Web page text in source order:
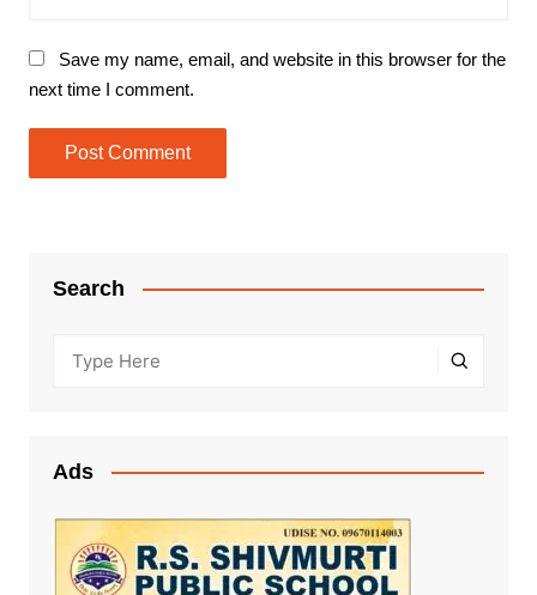
Save my name, email, and website in this browser for the
next time I comment.
Search
Ads